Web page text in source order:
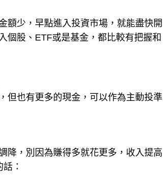
額少，早點進入投資市場，就能盡快開
個股、ETF或是基金，都比較有把握和
但也有更多的現金，可以作為主動投準
降，別因為賺得多就花更多，收入提高
：